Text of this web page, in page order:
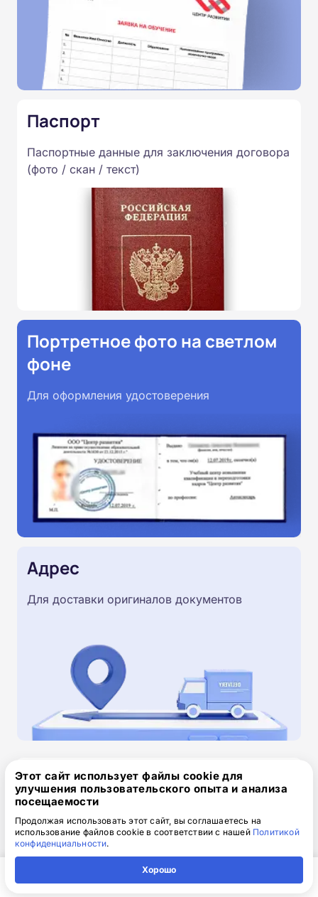
Паспорт
Паспортные данные для заключения договора
(фото / скан / текст)
Портретное фото на светлом
фоне
Для оформления удостоверения
Адрес
Для доставки оригиналов документов
Скачайте заявку на обучение
.doc, 32.52 Кб
Скачайте шаблон, заполните и отправьте по
электронной почте
Обязательно укажите контактный номер телефон.
Наш специалист свяжется с вами и утонит все
детали.
Этот сайт использует файлы cookie для
улучшения пользовательского опыта и анализа
посещаемости
Продолжая использовать этот сайт, вы соглашаетесь на
использование файлов cookie в соответствии с нашей Политикой
конфиденциальности.
Хорошо